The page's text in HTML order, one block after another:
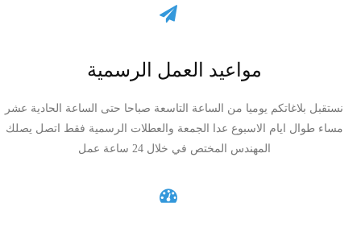
مواعيد العمل الرسمية
نستقبل بلاغاتكم يوميا من الساعة التاسعة صباحا حتى الساعة الحادية عشر
مساء طوال ايام الاسبوع عدا الجمعة والعطلات الرسمية فقط اتصل يصلك
المهندس المختص في خلال 24 ساعة عمل